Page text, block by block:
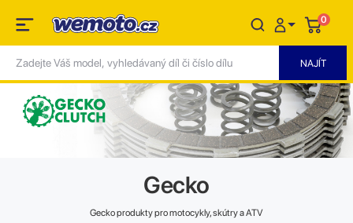
0
Gecko
Gecko produkty pro motocykly, skútry a ATV